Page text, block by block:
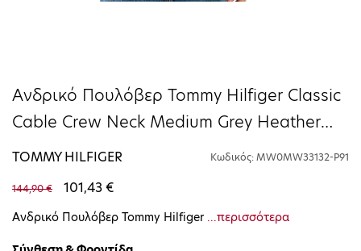
Ανδρικό Πουλόβερ Tommy Hilfiger Classic
Cable Crew Neck Medium Grey Heather
MW0MW33132-P91
TOMMY HILFIGER Κωδικός: MW0MW33132-P91
144,90 € 101,43 €
Ανδρικό Πουλόβερ Tommy Hilfiger ...περισσότερα